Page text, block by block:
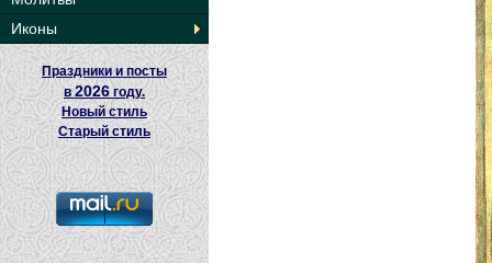
Иконы
Праздники и посты
в2026 году.
Новый стиль
Старый стиль